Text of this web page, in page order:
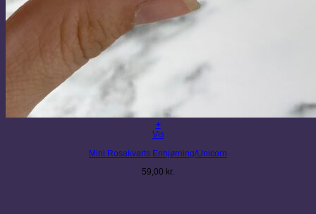
+
Vis
Mini Rosakvarts Enhjørning/Unicorn
59,00 kr.